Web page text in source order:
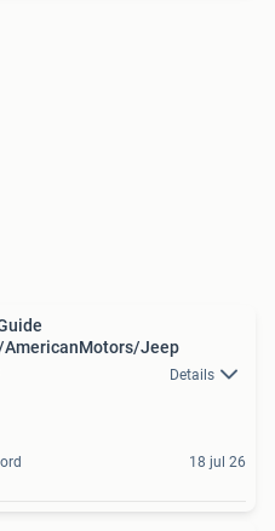
AmericanMotors/Jeep
Details
18 jul 26